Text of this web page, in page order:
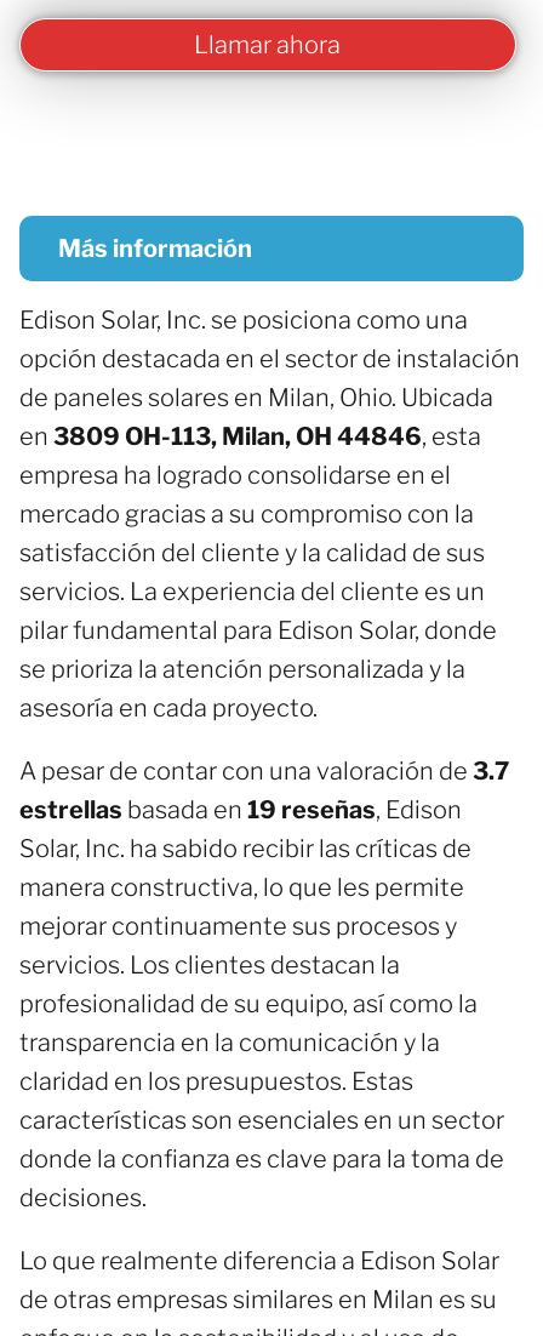
Llamar ahora
Más información
Edison Solar, Inc. se posiciona como una
opción destacada en el sector de instalación
de paneles solares en Milan, Ohio. Ubicada
en 3809 OH-113, Milan, OH 44846, esta
empresa ha logrado consolidarse en el
mercado gracias a su compromiso con la
satisfacción del cliente y la calidad de sus
servicios. La experiencia del cliente es un
pilar fundamental para Edison Solar, donde
se prioriza la atención personalizada y la
asesoría en cada proyecto.
A pesar de contar con una valoración de 3.7
estrellas basada en 19 reseñas, Edison
Solar, Inc. ha sabido recibir las críticas de
manera constructiva, lo que les permite
mejorar continuamente sus procesos y
servicios. Los clientes destacan la
profesionalidad de su equipo, así como la
transparencia en la comunicación y la
claridad en los presupuestos. Estas
características son esenciales en un sector
donde la confianza es clave para la toma de
decisiones.
Lo que realmente diferencia a Edison Solar
de otras empresas similares en Milan es su